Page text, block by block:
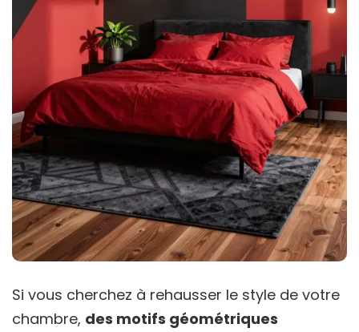
Si vous cherchez à rehausser le style de votre
chambre, des motifs géométriques